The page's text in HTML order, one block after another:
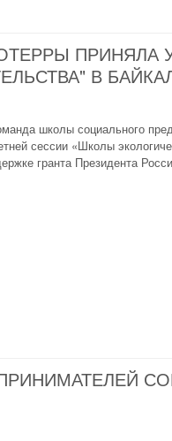
ПРИНЯЛА
В
школы социального
сессии «Школы
гранта Президента